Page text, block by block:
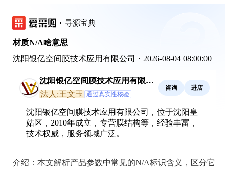
寻源宝典
材质N/A啥意思
沈阳银亿空间膜技术应用有限公司 · 2026-08-04 08:00:00
沈阳银亿空间膜技术应用有限公
司
法人:王文玉 通过真实性核验
咨询 进店
沈阳银亿空间膜技术应用有限公司，位于沈阳皇
姑区，2010年成立，专营膜结构等，经验丰富，
技术权威，服务领域广泛。
介绍： 本文解析产品参数中常见的N/A标识含义，区分它